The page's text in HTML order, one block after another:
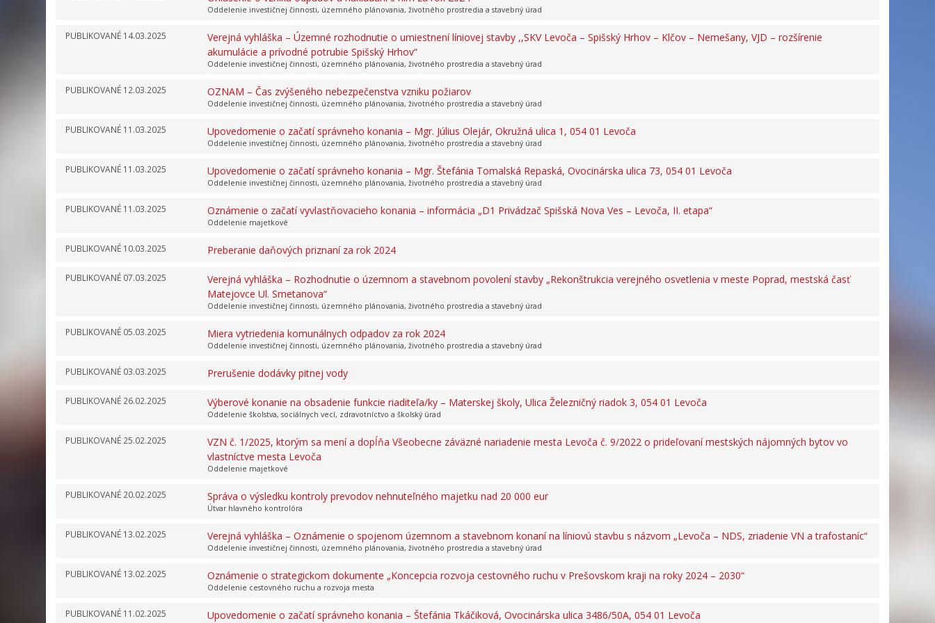
Oddelenie investičnej činnosti, územného plánovania, životného prostredia a stavebný úrad
PUBLIKOVANÉ 14.03.2025
Verejná vyhláška – Územné rozhodnutie o umiestnení líniovej stavby ,,SKV Levoča – Spišský Hrhov – Klčov – Nemešany, VJD – rozšírenie
akumulácie a prívodné potrubie Spišský Hrhov“
Oddelenie investičnej činnosti, územného plánovania, životného prostredia a stavebný úrad
PUBLIKOVANÉ 12.03.2025 OZNAM – Čas zvýšeného nebezpečenstva vzniku požiarov
Oddelenie investičnej činnosti, územného plánovania, životného prostredia a stavebný úrad
PUBLIKOVANÉ 11.03.2025 Upovedomenie o začatí správneho konania – Mgr. Július Olejár, Okružná ulica 1, 054 01 Levoča
Oddelenie investičnej činnosti, územného plánovania, životného prostredia a stavebný úrad
PUBLIKOVANÉ 11.03.2025 Upovedomenie o začatí správneho konania – Mgr. Štefánia Tomalská Repaská, Ovocinárska ulica 73, 054 01 Levoča
Oddelenie investičnej činnosti, územného plánovania, životného prostredia a stavebný úrad
PUBLIKOVANÉ 11.03.2025 Oznámenie o začatí vyvlastňovacieho konania – informácia „D1 Privádzač Spišská Nova Ves – Levoča, II. etapa“
Oddelenie majetkové
PUBLIKOVANÉ 10.03.2025 Preberanie daňových priznaní za rok 2024
PUBLIKOVANÉ 07.03.2025
Verejná vyhláška – Rozhodnutie o územnom a stavebnom povolení stavby „Rekonštrukcia verejného osvetlenia v meste Poprad, mestská časť
Matejovce Ul. Smetanova“
Oddelenie investičnej činnosti, územného plánovania, životného prostredia a stavebný úrad
PUBLIKOVANÉ 05.03.2025 Miera vytriedenia komunálnych odpadov za rok 2024
Oddelenie investičnej činnosti, územného plánovania, životného prostredia a stavebný úrad
PUBLIKOVANÉ 03.03.2025 Prerušenie dodávky pitnej vody
PUBLIKOVANÉ 26.02.2025 Výberové konanie na obsadenie funkcie riaditeľa/ky – Materskej školy, Ulica Železničný riadok 3, 054 01 Levoča
Oddelenie školstva, sociálnych vecí, zdravotníctvo a školský úrad
PUBLIKOVANÉ 25.02.2025
VZN č. 1/2025, ktorým sa mení a dopĺňa Všeobecne záväzné nariadenie mesta Levoča č. 9/2022 o prideľovaní mestských nájomných bytov vo
vlastníctve mesta Levoča
Oddelenie majetkové
PUBLIKOVANÉ 20.02.2025 Správa o výsledku kontroly prevodov nehnuteľného majetku nad 20 000 eur
Útvar hlavného kontrolóra
PUBLIKOVANÉ 13.02.2025 Verejná vyhláška – Oznámenie o spojenom územnom a stavebnom konaní na líniovú stavbu s názvom „Levoča – NDS, zriadenie VN a trafostaníc“
Oddelenie investičnej činnosti, územného plánovania, životného prostredia a stavebný úrad
PUBLIKOVANÉ 13.02.2025 Oznámenie o strategickom dokumente „Koncepcia rozvoja cestovného ruchu v Prešovskom kraji na roky 2024 – 2030“
Oddelenie cestovného ruchu a rozvoja mesta
PUBLIKOVANÉ 11.02.2025 Upovedomenie o začatí správneho konania – Štefánia Tkáčiková, Ovocinárska ulica 3486/50A, 054 01 Levoča